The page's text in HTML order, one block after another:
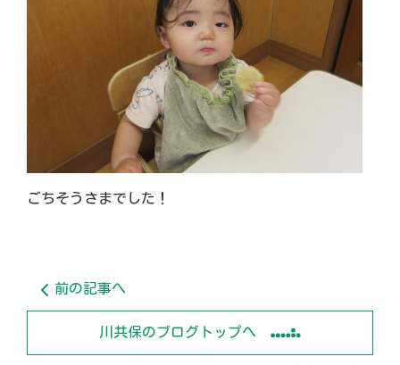
ごちそうさまでした！
前の記事へ
川共保のブログトップへ